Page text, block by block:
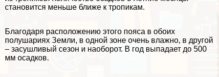
становится меньше ближе к тропикам.
Благодаря расположению этого пояса в обоих
полушариях Земли, в одной зоне очень влажно, в другой
– засушливый сезон и наоборот. В год выпадает до 500
мм осадков.